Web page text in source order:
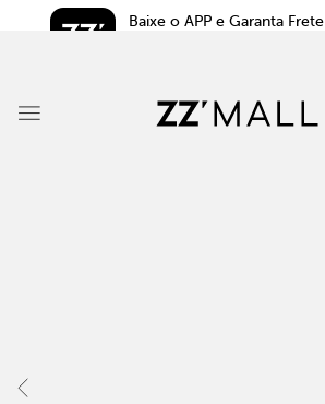
Baixe o APP e Garanta Frete